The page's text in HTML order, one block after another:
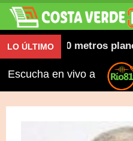
LO ÚLTIMO
en 400 metros
Escucha en vivo a